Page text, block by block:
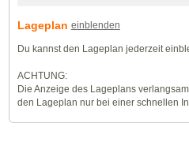
Lageplan einblenden
Du kannst den Lageplan jederzeit
ACHTUNG:
Die Anzeige des Lageplans
den Lageplan nur bei einer schnellen